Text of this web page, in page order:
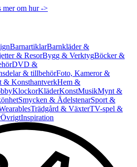
mer om hur ->
BarnartiklarBarnkläder &
& ResorBygg & VerktygBöcker &
DVD &
& tillbehörFoto, Kameror &
& KonsthantverkHem &
KlockorKläderKonstMusikMynt &
Smycken & ÄdelstenarSport &
Trädgård & VäxterTV-spel &
ÖvrigtInspiration